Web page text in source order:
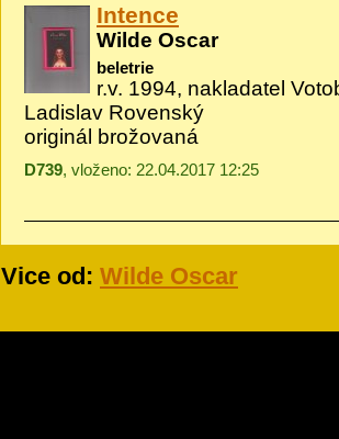
Intence
Wilde Oscar
beletrie
r.v. 1994, nakladatel
Ladislav Rovenský
originál brožovaná
D739, vloženo: 22.04.2017 12:25
Vice od: Wilde Oscar